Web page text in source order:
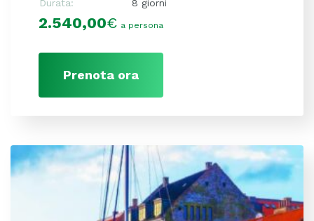
Durata:
8 giorni
2.540,00€ a persona
Prenota ora